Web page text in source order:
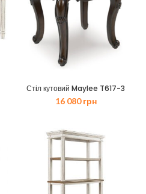
Стiл кутовий Maylee T617-3
16 080грн